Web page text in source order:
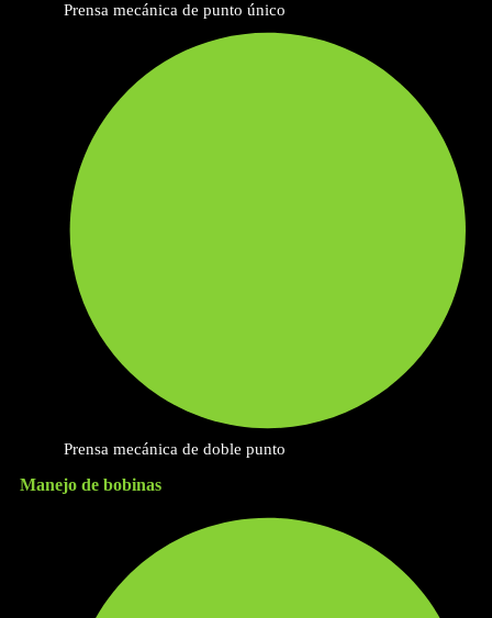
Prensa mecánica de punto único
Prensa mecánica de doble punto
Manejo de bobinas